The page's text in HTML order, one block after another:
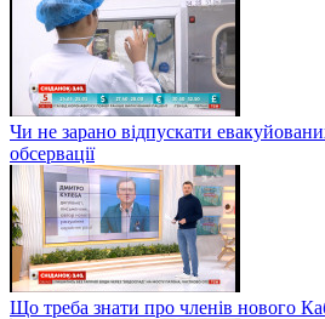
Чи не зарано відпускати
обсервації
Що треба знати про членів нового